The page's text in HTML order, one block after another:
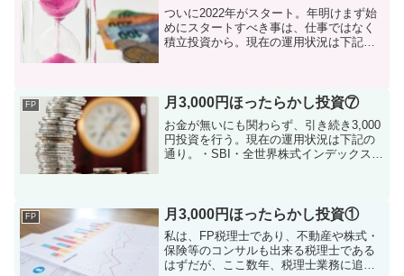
ついに2022年がスタート。年明けまず始
めにスタートすべき事は、仕事ではなく
積立投資から。現在の運用状況は下記の
ン...
FP 月3,000円ほったらかし投資⑦
お金が無いにも関わらず、引き続き3,000
円投資を行う。現在の運用状況は下記の
通り。・SBI・全世界株式インデックスフ
FP 月3,000円ほったらかし投資①
私は、FP税理士であり、不動産や株式・
保険等のコンサルも出来る税理士である
はずだが、ここ数年、税理士業務に追わ